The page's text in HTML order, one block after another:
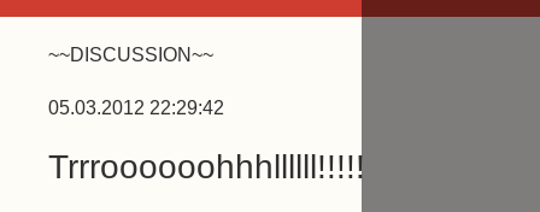
~~DISCUSSION~~
05.03.2012 22:29:42
Trrroooooohhhllllll!!!!!